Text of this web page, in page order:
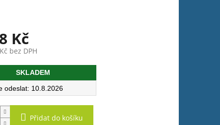
Kč
bez DPH
SKLADEM
10.8.2026
Přidat do košíku